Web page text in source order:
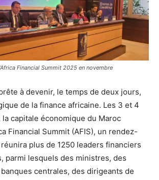
Financial Summit 2025 en novembre
à devenir, le temps de deux jours,
de la finance africaine. Les 3 et 4
capitale économique du Maroc
Financial Summit (AFIS), un rendez-
plus de 1250 leaders financiers
parmi lesquels des ministres, des
centrales, des dirigeants de